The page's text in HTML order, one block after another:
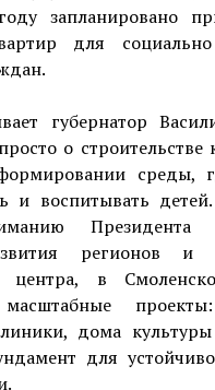
запланировано
для
губернатор
о строительстве
среды,
и воспитывать
регионов и
центра, в
масштабные
дома
для